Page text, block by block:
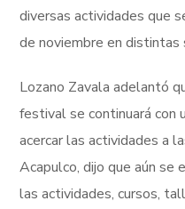
diversas actividades que
de noviembre en distintas
Lozano Zavala adelantó
festival se continuará con
acercar las actividades a
Acapulco, dijo que aún
las actividades, cursos,